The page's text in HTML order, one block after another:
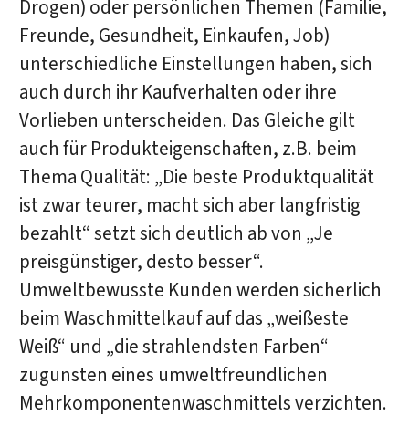
Drogen) oder persönlichen Themen (Familie,
Freunde, Gesundheit, Einkaufen, Job)
unterschiedliche Einstellungen haben, sich
auch durch ihr Kaufverhalten oder ihre
Vorlieben unterscheiden. Das Gleiche gilt
auch für Produkteigenschaften, z.B. beim
Thema Qualität: „Die beste Produktqualität
ist zwar teurer, macht sich aber langfristig
bezahlt“ setzt sich deutlich ab von „Je
preisgünstiger, desto besser“.
Umweltbewusste Kunden werden sicherlich
beim Waschmittelkauf auf das „weißeste
Weiß“ und „die strahlendsten Farben“
zugunsten eines umweltfreundlichen
Mehrkomponentenwaschmittels verzichten.